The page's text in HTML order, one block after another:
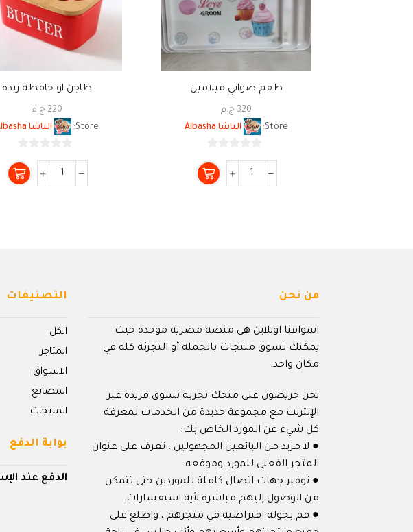
طقم صواني ميلامين
320 ج.م
Store:
الباشا Albasha
من
5
طاجن او حافظة زبده
220 ج.م
Store:
الباشا Albasha
من
5
من نحن
اسواقنا اونلاين هى منصة مصرية موحدة حيث
يمكنك تسوق منتجات بالجملة أو التجزئة كله في
مكان واحد.
نحن حريصون على منحك تجربة تسوق فريدة عبر
الإنترنت مع مجموعة جديدة من الخدمات لمعرفة
كل شيء عن المورد الخاص بك:
● لا مزيد من البائعين المجهولين ، تعرف على عنوان
المتجر الفعلي للمورد وموقعه.
● توفير جهات اتصال كاملة للموردين حتى تتمكن
من الوصول إليهم مباشرة لأية استفسارات.
● قم بجولة افتراضية في متجرهم ، واطلع على
التصنيفات
الكل
المتاجر
الاسواق
المصانع
المنتجات
بوابة الدفع
الدفع عند